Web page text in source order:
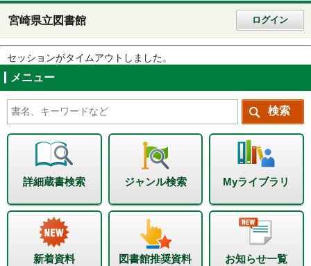
宮崎県立図書館 ログイン
セッションがタイムアウトしました。
メニュー
詳細蔵書検索 ジャンル検索 Myライブラリ
新着資料 図書館推奨資料 お知らせ一覧